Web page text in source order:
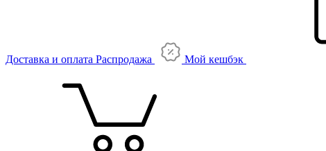
Доставка и оплата Распродажа Мой кешбэк